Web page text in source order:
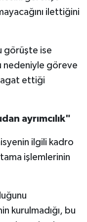
ilettiğini
görüşte ise
nedeniyle göreve
ettiği
ayrımcılık"
ilgili kadro
işlemlerinin
kurulmadığı, bu